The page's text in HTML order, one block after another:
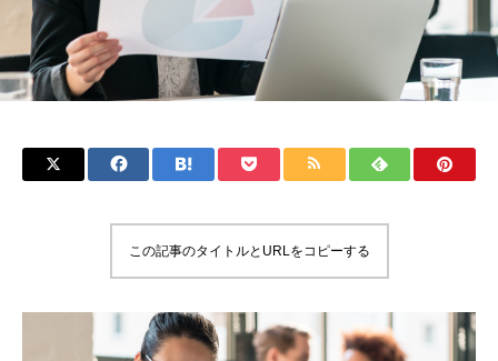
この記事のタイトルとURLをコピーする